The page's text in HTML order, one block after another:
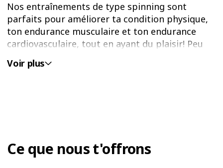
Nos entraînements de type spinning sont
parfaits pour améliorer ta condition physique,
ton endurance musculaire et ton endurance
cardiovasculaire, tout en ayant du plaisir! Peu
cours te permettent de bouger à ton rythme
NOS ENTRAÎNEMENTS DE
VELOCYCLE™ AU
Voir plus
Ce que nous t'offrons